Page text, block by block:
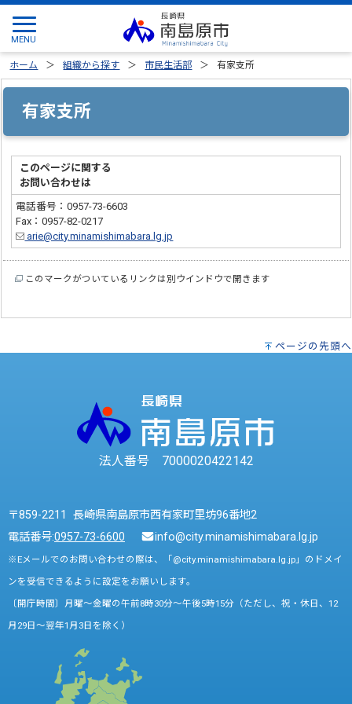
ホーム 組織から探す 市民生活部 有家支所
有家支所
このページに関する
お問い合わせは
電話番号：0957-73-6603
Fax：0957-82-0217
arie@city.minamishimabara.lg.jp
このマークがついているリンクは別ウインドウで開きます
ページの先頭へ
法人番号 7000020422142
〒859-2211 長崎県南島原市西有家町里坊96番地2
電話番号:0957-73-6600 info@city.minamishimabara.lg.jp
※Eメールでのお問い合わせの際は、「@city.minamishimabara.lg.jp」のドメイ
ンを受信できるように設定をお願いします。
〔開庁時間〕月曜～金曜の午前8時30分～午後5時15分（ただし、祝・休日、12
月29日～翌年1月3日を除く）